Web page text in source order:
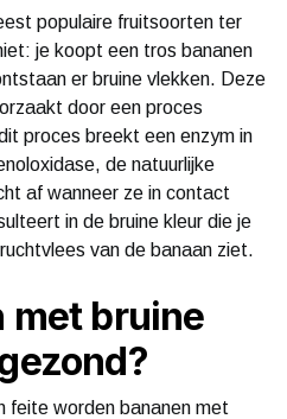
populaire fruitsoorten ter
je koopt een tros bananen
er bruine vlekken. Deze
door een proces
proces breekt een enzym in
de natuurlijke
af wanneer ze in contact
in de bruine kleur die je
van de banaan ziet.
met bruine
feite worden bananen met